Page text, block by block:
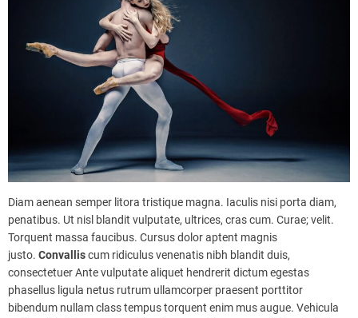
Diam aenean semper litora tristique magna. Iaculis nisi porta diam,
penatibus. Ut nisl blandit vulputate, ultrices, cras cum. Curae; velit.
Torquent massa faucibus. Cursus dolor aptent magnis
justo. Convalliscum ridiculus venenatis nibh blandit duis,
consectetuer Ante vulputate aliquet hendrerit dictum egestas
phasellus ligula netus rutrum ullamcorper praesent porttitor
bibendum nullam class tempus torquent enim mus augue. Vehicula